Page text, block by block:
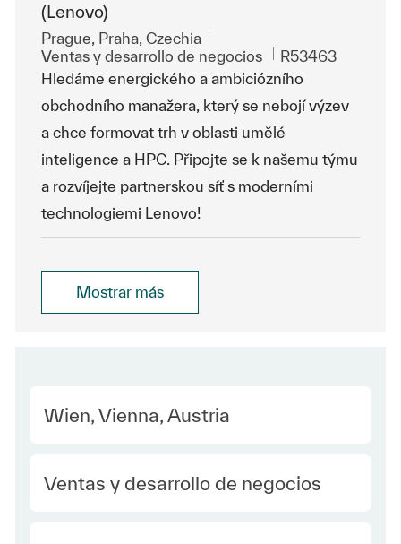
(Lenovo)
Ubicación
Prague, Praha, Czechia
Categoría
Ventas y desarrollo de negocios Id. de trabajo
R53463
Hledáme energického a ambiciózního
obchodního manažera, který se nebojí výzev
a chce formovat trh v oblasti umělé
inteligence a HPC. Připojte se k našemu týmu
a rozvíjejte partnerskou síť s moderními
technologiemi Lenovo!
Mostrar más
Location
Wien, Vienna, Austria
Category
Ventas y desarrollo de negocios